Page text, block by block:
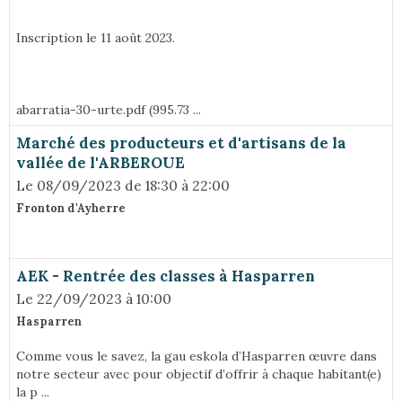
Inscription le 11 août 2023.
abarratia-30-urte.pdf (995.73 ...
Marché des producteurs et d'artisans de la
vallée de l'ARBEROUE
Le 08/09/2023 de 18:30 à 22:00
Fronton d'Ayherre
AEK - Rentrée des classes à Hasparren
Le 22/09/2023 à 10:00
Hasparren
Comme vous le savez, la gau eskola d’Hasparren œuvre dans
notre secteur avec pour objectif d’offrir à chaque habitant(e)
la p ...